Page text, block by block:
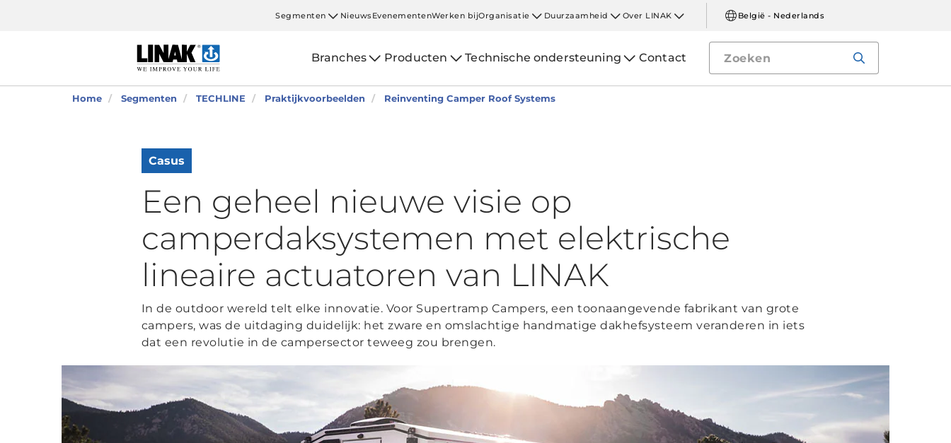
Segmenten NieuwsEvenementenWerken bijOrganisatie Duurzaamheid Over LINAK België - Nederlands
Branches Producten Technische ondersteuning Contact
Home Segmenten TECHLINE Praktijkvoorbeelden Reinventing Camper Roof Systems
Casus
Een geheel nieuwe visie op
camperdaksystemen met elektrische
lineaire actuatoren van LINAK
In de outdoor wereld telt elke innovatie. Voor Supertramp Campers, een toonaangevende fabrikant van grote
campers, was de uitdaging duidelijk: het zware en omslachtige handmatige dakhefsysteem veranderen in iets
dat een revolutie in de campersector teweeg zou brengen.